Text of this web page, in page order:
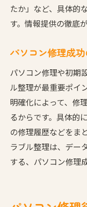
たか」など、具体的
す。情報提供の徹底
パソコン修理成
パソコン修理や初期
ル整理が最重要ポイ
明確化によって、修
るからです。具体的
の修理履歴などをま
ラブル整理は、デー
する、パソコン修理